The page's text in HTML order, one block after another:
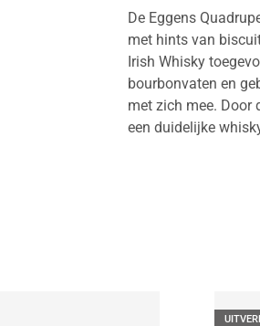
De Eggens
met hints van
Irish Whisky
bourbonvaten en
met zich mee. Door
een duidelijke